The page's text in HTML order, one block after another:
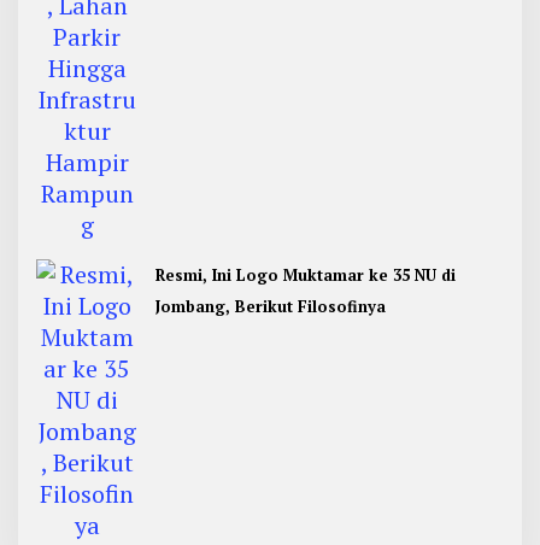
Resmi, Ini Logo Muktamar ke 35 NU di
Jombang, Berikut Filosofinya